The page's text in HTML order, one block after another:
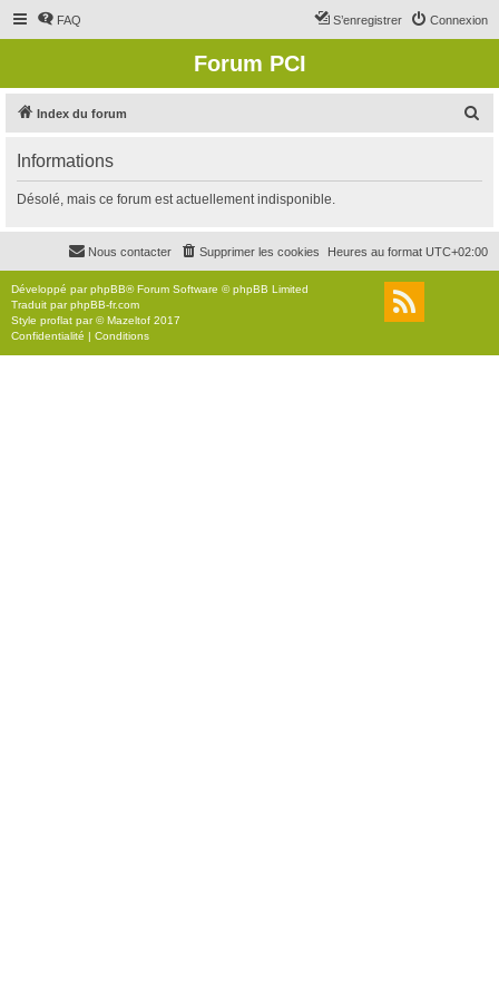
FAQ Connexion
S’enregistrer
Forum PCI
Index du forum
r
c
r
Informations
Désolé, mais ce forum est actuellement indisponible.
Heures au format UTC+02:00
Supprimer les cookies
Nous contacter
Développé parphpBB® Forum Software © phpBB Limited
Traduit parphpBB-fr.com
Style proflat par ©Mazeltof 2017
Confidentialité | Conditions